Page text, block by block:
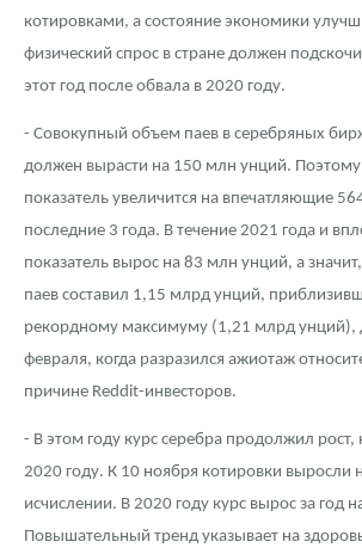
котировками, а состояние экономики
физический спрос в стране должен
этот год после обвала в 2020 году.
- Совокупный объем паев в серебряных
должен вырасти на 150 млн унций.
показатель увеличится на впечатляющие
последние 3 года. В течение 2021 года и
показатель вырос на 83 млн унций, а
паев составил 1,15 млрд унций,
рекордному максимуму (1,21 млрд унций),
февраля, когда разразился ажиотаж
причине Reddit-инвесторов.
- В этом году курс серебра продолжил рост,
2020 году. К 10 ноября котировки выросли
исчислении. В 2020 году курс вырос за год
Повышательный тренд указывает на